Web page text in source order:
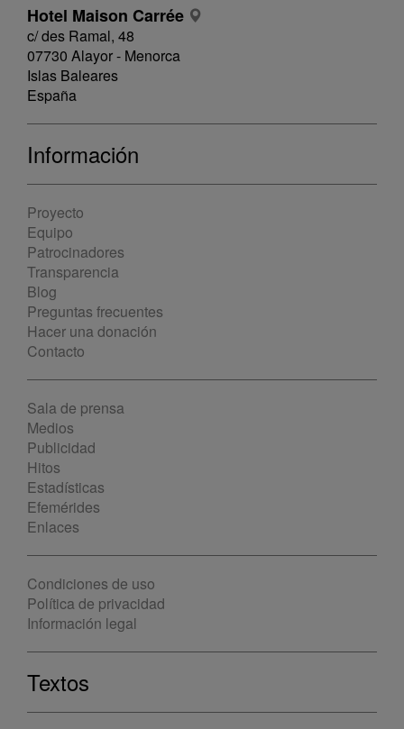
Hotel Maison Carrée
c/ des Ramal, 48
07730 Alayor - Menorca
Islas Baleares
España
Información
Proyecto
Equipo
Patrocinadores
Transparencia
Blog
Preguntas frecuentes
Hacer una donación
Contacto
Sala de prensa
Medios
Publicidad
Hitos
Estadísticas
Efemérides
Enlaces
Condiciones de uso
Política de privacidad
Información legal
Textos